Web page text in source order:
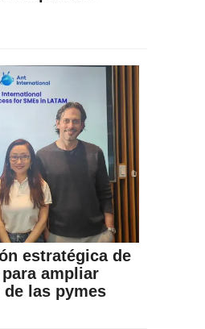
estratégica de
ampliar
las pymes